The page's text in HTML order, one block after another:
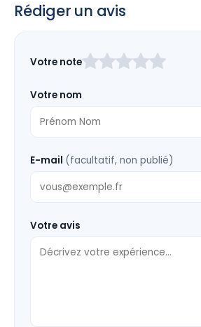
Rédiger un avis
ce
vide
Votre note
Votre nom
E-mail (facultatif, non publié)
Votre avis